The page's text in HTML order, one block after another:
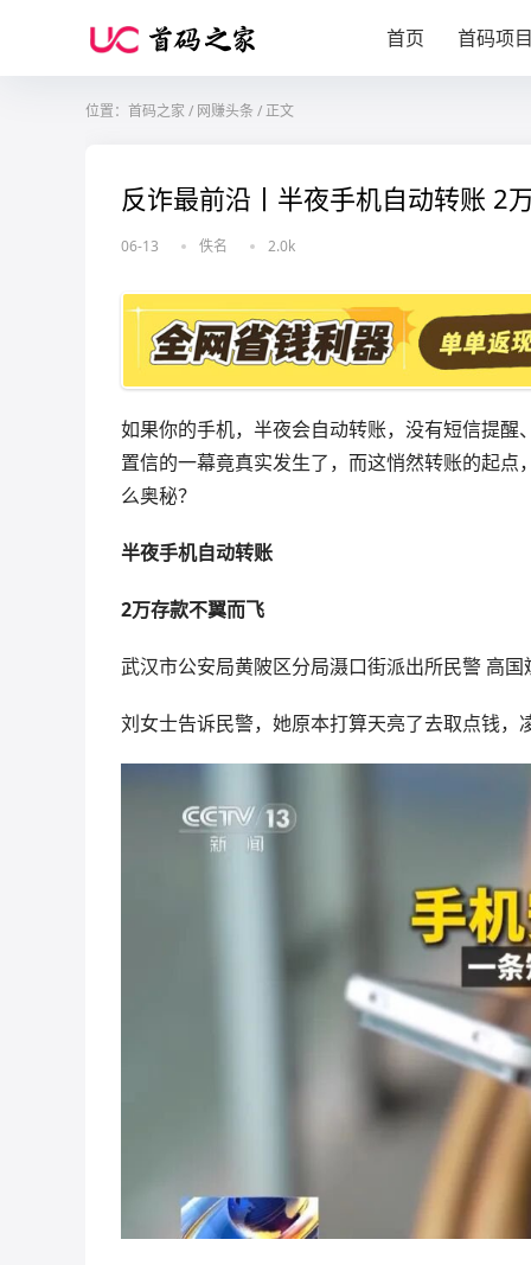
首页 首码项
位置： 首码之家 / 网赚头条 /正文
反诈最前沿丨半夜手机自动转账 2
06-13 佚名 2.0k
如果你的手机，半夜会自动转账，没有短信提
置信的一幕竟真实发生了，而这悄然转账的起点
么奥秘？
半夜手机自动转账
2万存款不翼而飞
武汉市公安局黄陂区分局滠口街派出所民警 高
刘女士告诉民警，她原本打算天亮了去取点钱